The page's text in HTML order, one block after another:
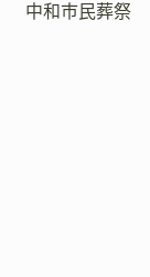
中和市民葬祭